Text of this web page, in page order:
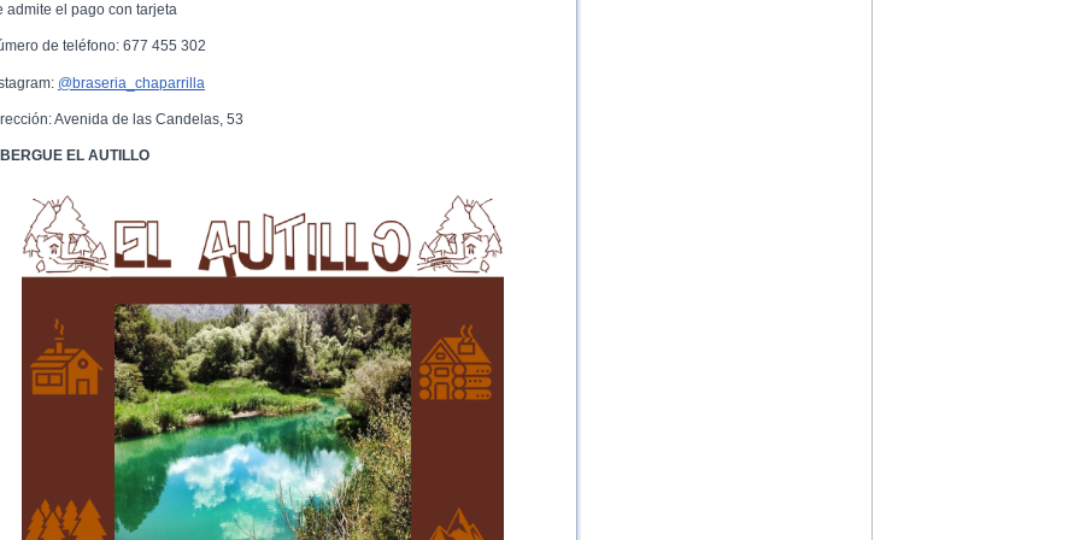
admite el pago con tarjeta
de teléfono: 677 455 302
@braseria_chaparrilla
Avenida de las Candelas, 53
EL AUTILLO